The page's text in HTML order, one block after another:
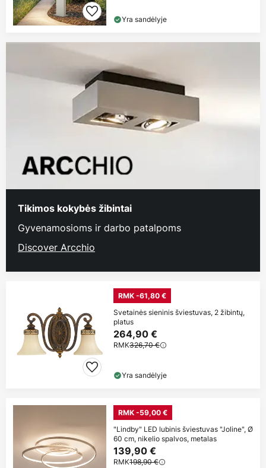
Yra sandėlyje
Tikimos kokybės žibintai
Gyvenamosioms ir darbo patalpoms
Discover Arcchio
RMK -61,80 €
Svetainės sieninis šviestuvas, 2 žibintų,
platus
264,90 €
RMK326,70 €
Yra sandėlyje
RMK -59,00 €
"Lindby" LED lubinis šviestuvas "Joline", Ø
60 cm, nikelio spalvos, metalas
139,90 €
RMK198,90 €